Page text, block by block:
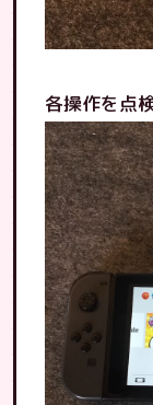
各操作を点